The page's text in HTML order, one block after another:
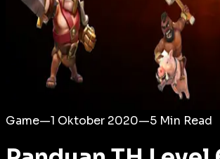
Game—1 Oktober 2020—5 Min Read